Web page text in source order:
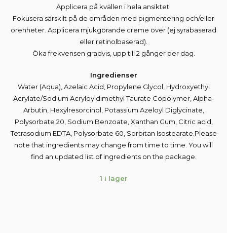
Applicera på kvällen i hela ansiktet.
Fokusera särskilt på de områden med pigmentering och/eller
orenheter. Applicera mjukgörande creme över (ej syrabaserad
eller retinolbaserad).
Öka frekvensen gradvis, upp till 2 gånger per dag.
Ingredienser
Water (Aqua), Azelaic Acid, Propylene Glycol, Hydroxyethyl
Acrylate/Sodium Acryloyldimethyl Taurate Copolymer, Alpha-
Arbutin, Hexylresorcinol, Potassium Azeloyl Diglycinate,
Polysorbate 20, Sodium Benzoate, Xanthan Gum, Citric acid,
Tetrasodium EDTA, Polysorbate 60, Sorbitan Isostearate.Please
note that ingredients may change from time to time. You will
find an updated list of ingredients on the package.
1 i lager